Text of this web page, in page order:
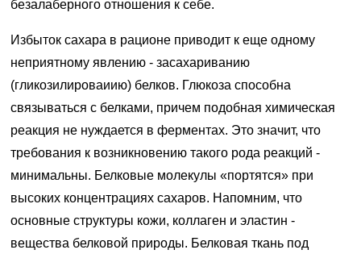
безалаберного отношения к себе.
Избыток сахара в рационе приводит к еще одному
неприятному явлению - засахариванию
(гликозилироваиию) белков. Глюкоза способна
связываться с белками, причем подобная химическая
реакция не нуждается в ферментах. Это значит, что
требования к возникновению такого рода реакций -
минимальны. Белковые молекулы «портятся» при
высоких концентрациях сахаров. Напомним, что
основные структуры кожи, коллаген и эластин -
вещества белковой природы. Белковая ткань под